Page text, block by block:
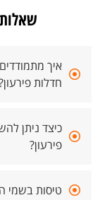
איך
חדלות
כיצד ניתן
פירעון?
טיסות בשמי